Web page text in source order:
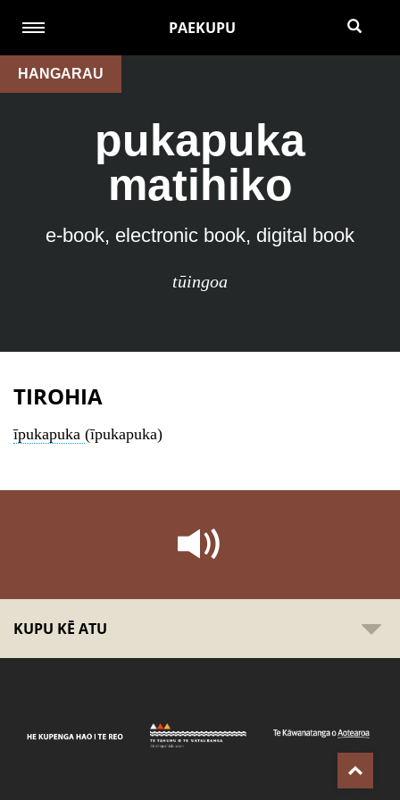
PAEKUPU
HANGARAU
pukapuka
matihiko
e-book, electronic book, digital book
tūingoa
TIROHIA
īpukapuka (īpukapuka)
KUPU KĒ ATU